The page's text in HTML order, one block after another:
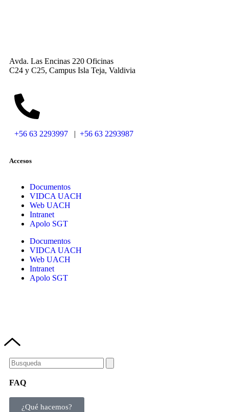
Avda. Las Encinas 220 Oficinas
C24 y C25, Campus Isla Teja, Valdivia
+56 63 2293997 | +56 63 2293987
Accesos
Documentos
VIDCA UACH
Web UACH
Intranet
Apolo SGT
Documentos
VIDCA UACH
Web UACH
Intranet
Apolo SGT
FAQ
¿Qué hacemos?